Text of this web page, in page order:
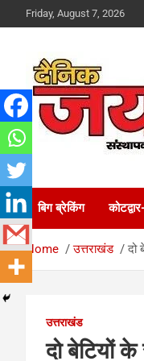
to
Friday, August 7, 2026
Dainik
बिग ब्रेकिंग
Home उत्तराखंड दो
उत्तराखंड
दो बेटियों